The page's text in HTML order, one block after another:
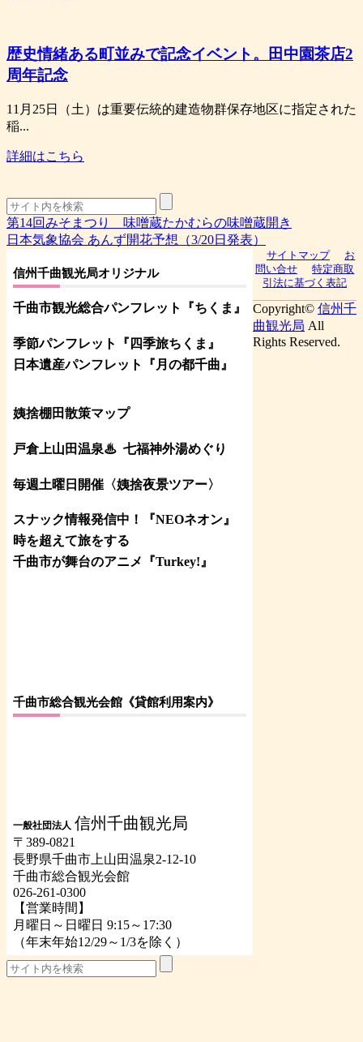
歴史情緒ある町並みで記念イベント。田中園茶店2
周年記念
11月25日（土）は重要伝統的建造物群保存地区に指定された
稲...
詳細はこちら
第14回みそまつり 味噌蔵たかむらの味噌蔵開き
日本気象協会 あんず開花予想（3/20日発表）
信州千曲観光局オリジナル
千曲市観光総合パンフレット 『ちくま 』
季節パンフレット『四季旅ちくま』
日本遺産パンフレット
『月の都千曲 』
姨捨棚田散策マップ
戸倉上山田温泉♨ 七福神外湯めぐり
毎週土曜日開催〈姨捨夜景ツアー〉
スナック情報発信中！『NEOネオン』
時を超えて旅をする
千曲市が舞台のアニメ『Turkey!』
千曲市総合観光会館《貸館利用案内》
一般社団法人 信州千曲観光局
〒389-0821
長野県千曲市上山田温泉2-12-10
千曲市総合観光会館
026-261-0300
【営業時間】
月曜日～日曜日 9:15～17:30
（年末年始12/29～1/3を除く）
サイトマップ
お
問い合せ
特定商取
引法に基づく表記
Copyright© 信州千
曲観光局 All
Rights Reserved.